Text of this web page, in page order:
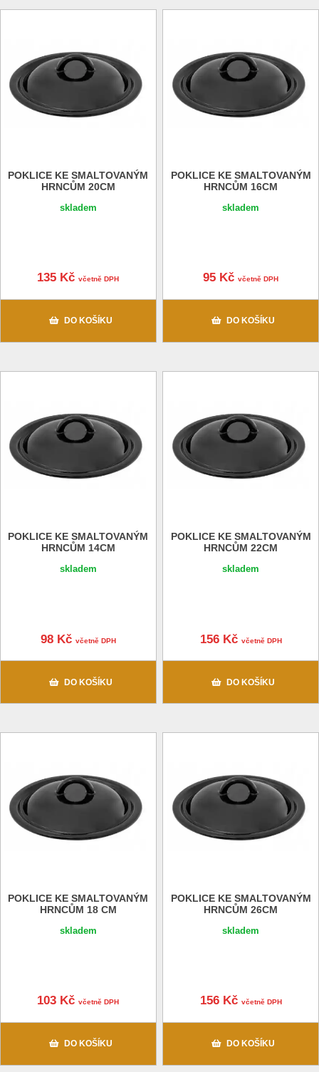
POKLICE KE SMALTOVANÝM
HRNCŮM 20CM
skladem
135 Kčvčetně DPH
DO KOŠÍKU
POKLICE KE SMALTOVANÝM
HRNCŮM 16CM
skladem
95 Kčvčetně DPH
DO KOŠÍKU
POKLICE KE SMALTOVANÝM
HRNCŮM 14CM
skladem
98 Kč včetně DPH
DO KOŠÍKU
POKLICE KE SMALTOVANÝM
HRNCŮM 22CM
skladem
156 Kč včetně DPH
DO KOŠÍKU
POKLICE KE SMALTOVANÝM
HRNCŮM 18 CM
skladem
103 Kčvčetně DPH
DO KOŠÍKU
POKLICE KE SMALTOVANÝM
HRNCŮM 26CM
skladem
156 Kč včetně DPH
DO KOŠÍKU